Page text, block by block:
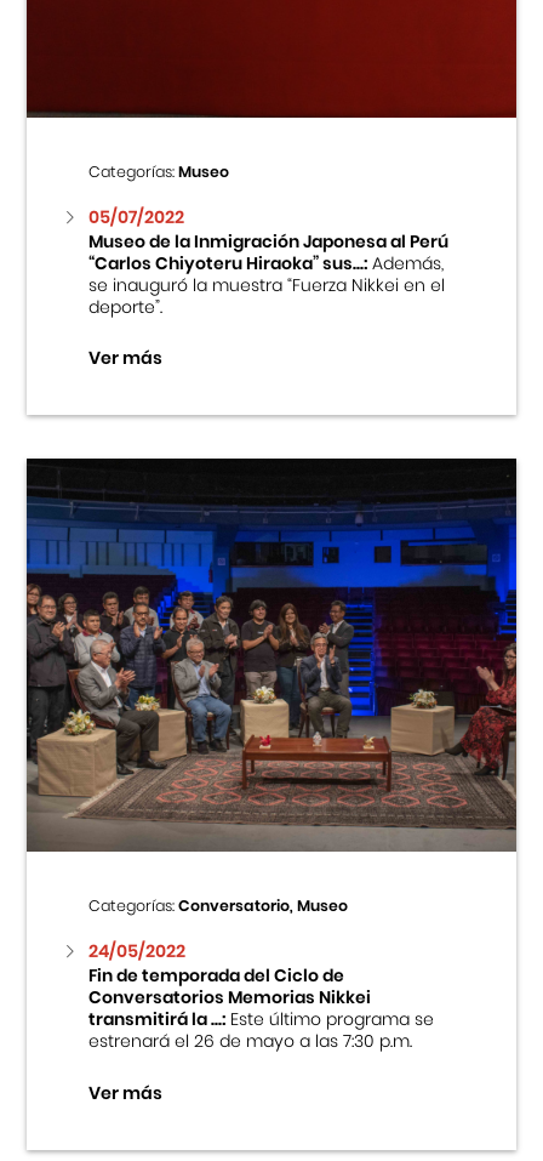
Cursos
Museo de la Inmigración Japonesa
Fondo Editorial
Teatro Peruano Japonés
Categorías:Museo
05/07/2022
Museo de la Inmigración Japonesa al Perú
“Carlos Chiyoteru Hiraoka” sus...:Además,
se inauguró la muestra “Fuerza Nikkei en el
deporte”.
Ver más
Categorías:Conversatorio, Museo
24/05/2022
Fin de temporada del Ciclo de
Conversatorios Memorias Nikkei
transmitirá la ...:Este último programa se
estrenará el 26 de mayo a las 7:30 p.m.
Ver más